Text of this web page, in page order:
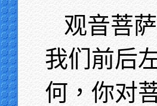
观音菩
我们前后
何，你对